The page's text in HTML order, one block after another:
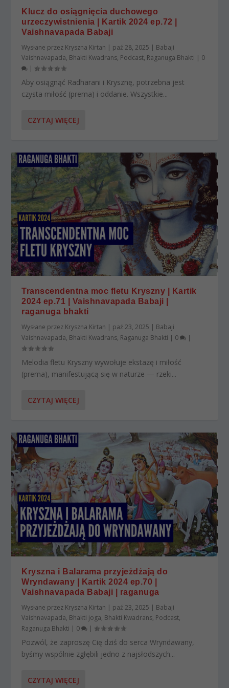
Klucz do osiągnięcia duchowego
urzeczywistnienia | Kartik 2024 ep.72 |
Vaishnavapada Babaji
Wysłane przez Kryszna Kirtan | paź 28, 2025 | Babaji
Vaishnavapada, Bhakti Kwadrans, Podcast, Raganuga Bhakti | 0
|
Aby osiągnąć Radharani i Krysznę, potrzebna jest
czysta miłość (prema) i oddanie. Wszystkie...
CZYTAJ WIĘCEJ
Transcendentna moc fletu Kryszny | Kartik
2024 ep.71 | Vaishnavapada Babaji |
raganuga bhakti
Wysłane przez Kryszna Kirtan paź 23, 2025
Babaji
Vaishnavapada, Bhakti Kwadrans, Raganuga Bhakti 0
Melodia fletu Kryszny wywołuje ekstazę i miłość
(prema), manifestującą się w naturze — rzeki...
CZYTAJ WIĘCEJ
Kryszna i Balarama przyjeżdżają do
Wryndawany | Kartik 2024 ep.70 |
Vaishnavapada Babaji | raganuga
Wysłane przez Kryszna Kirtan | paź 23, 2025 | Babaji
Vaishnavapada, Bhakti joga, Bhakti Kwadrans, Podcast,
Raganuga Bhakti | 0 |
Pozwól, że zaproszę Cię dziś do serca Wryndawany,
byśmy wspólnie zgłębili jedno z najsłodszych...
CZYTAJ WIĘCEJ